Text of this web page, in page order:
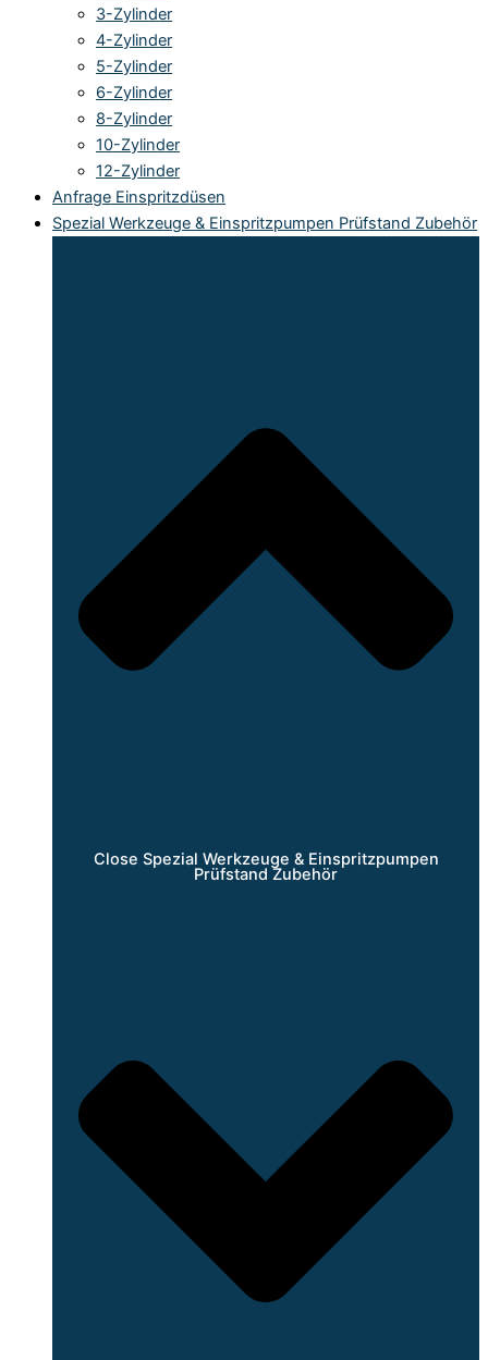
3-Zylinder
4-Zylinder
5-Zylinder
6-Zylinder
8-Zylinder
10-Zylinder
12-Zylinder
Anfrage Einspritzdüsen
Spezial Werkzeuge & Einspritzpumpen Prüfstand Zubehör
Close Spezial Werkzeuge & Einspritzpumpen
Prüfstand Zubehör